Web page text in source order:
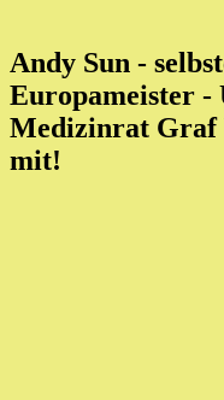
Andy Sun -
Europameister -
Medizinrat Graf
mit!